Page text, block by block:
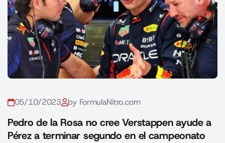
05/10/2023 by FormulaNitro.com
Pedro de la Rosa no cree Verstappen ayude a
Pérez a terminar segundo en el campeonato